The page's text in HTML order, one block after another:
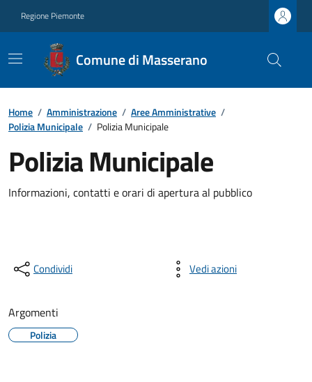
Regione Piemonte
Comune di Masserano
Home / Amministrazione / Aree Amministrative /
Polizia Municipale / Polizia Municipale
Polizia Municipale
Informazioni, contatti e orari di apertura al pubblico
Condividi Vedi azioni
Argomenti
Polizia